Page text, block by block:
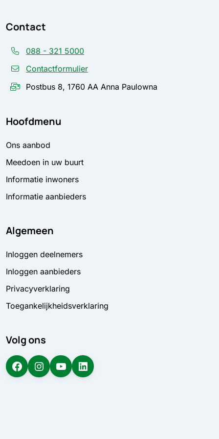
Contact
088 - 321 5000
Contactformulier
Postbus 8, 1760 AA Anna Paulowna
Hoofdmenu
Ons aanbod
Meedoen in uw buurt
Informatie inwoners
Informatie aanbieders
Algemeen
Inloggen deelnemers
Inloggen aanbieders
Privacyverklaring
Toegankelijkheidsverklaring
Volg ons
Facebook Instagram YouTube LinkedIn